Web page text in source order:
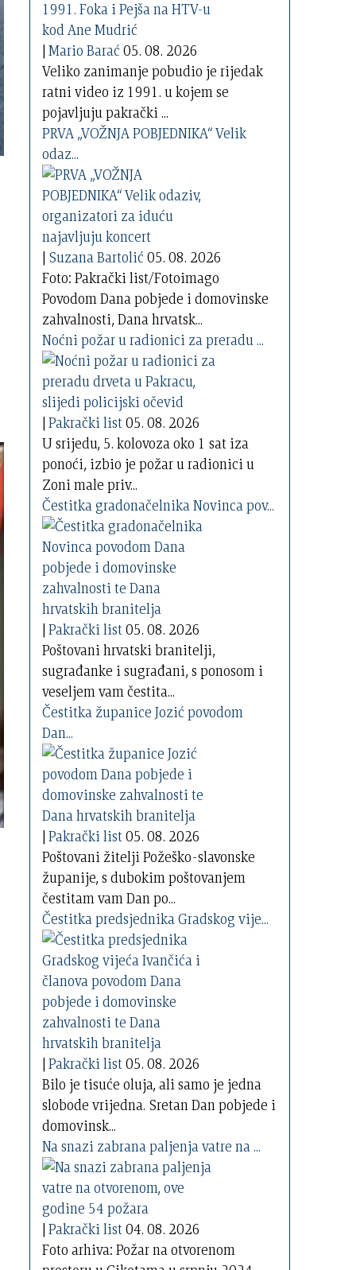
|Mario Barać 05. 08. 2026
Veliko zanimanje pobudio je rijedak
ratni video iz 1991. u kojem se
pojavljuju pakrački ...
PRVA „VOŽNJA POBJEDNIKA“ Velik
odaz...
| Suzana Bartolić 05. 08. 2026
Foto: Pakrački list/Fotoimago
Povodom Dana pobjede i domovinske
zahvalnosti, Dana hrvatsk...
Noćni požar u radionici za preradu ...
|Pakrački list05. 08. 2026
U srijedu, 5. kolovoza oko 1 sat iza
ponoći, izbio je požar u radionici u
Zoni male priv...
Čestitka gradonačelnika Novinca pov...
|Pakrački list05. 08. 2026
Poštovani hrvatski branitelji,
sugrađanke i sugrađani, s ponosom i
veseljem vam čestita...
Čestitka županice Jozić povodom
Dan...
|Pakrački list05. 08. 2026
Poštovani žitelji Požeško-slavonske
županije, s dubokim poštovanjem
čestitam vam Dan po...
Čestitka predsjednika Gradskog vije...
|Pakrački list05. 08. 2026
Bilo je tisuće oluja, ali samo je jedna
slobode vrijedna. Sretan Dan pobjede i
domovinsk...
Na snazi zabrana paljenja vatre na ...
|Pakrački list04. 08. 2026
Foto arhiva: Požar na otvorenom